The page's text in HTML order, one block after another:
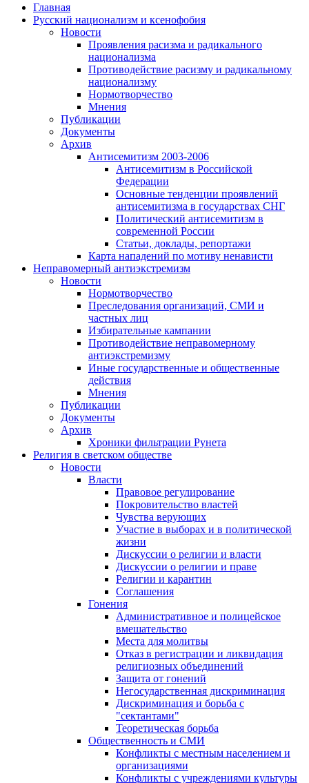
Главная
Русский национализм и ксенофобия
Новости
Проявления расизма и радикального
национализма
Противодействие расизму и радикальному
национализму
Нормотворчество
Мнения
Публикации
Документы
Архив
Антисемитизм 2003-2006
Антисемитизм в Российской
Федерации
Основные тенденции проявлений
антисемитизма в государствах СНГ
Политический антисемитизм в
современной России
Статьи, доклады, репортажи
Карта нападений по мотиву ненависти
Неправомерный антиэкстремизм
Новости
Нормотворчество
Преследования организаций, СМИ и
частных лиц
Избирательные кампании
Противодействие неправомерному
антиэкстремизму
Иные государственные и общественные
действия
Мнения
Публикации
Документы
Архив
Хроники фильтрации Рунета
Религия в светском обществе
Новости
Власти
Правовое регулирование
Покровительство властей
Чувства верующих
Участие в выборах и в политической
жизни
Дискуссии о религии и власти
Дискуссии о религии и праве
Религии и карантин
Соглашения
Гонения
Административное и полицейское
вмешательство
Места для молитвы
Отказ в регистрации и ликвидация
религиозных объединений
Защита от гонений
Негосударственная дискриминация
Дискриминация и борьба с
"сектантами"
Теоретическая борьба
Общественность и СМИ
Конфликты с местным населением и
организациями
Конфликты с учреждениями культуры